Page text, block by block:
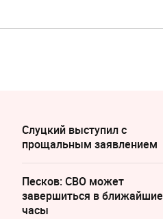
Слуцкий выступил с
прощальным заявлением
Песков: СВО может
завершиться в ближайшие
часы